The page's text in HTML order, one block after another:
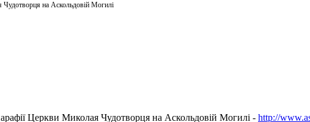
на Аскольдовій Могилі
Церкви Миколая Чудотворця на Аскольдовій Могилі - http://